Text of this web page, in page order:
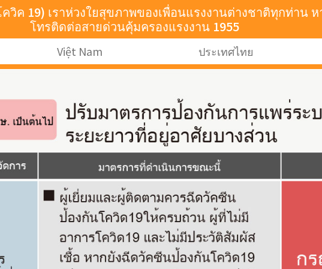
ค 19) เราห่วงใยสุขภาพของเพื่อนแรงงานต่างชาติทุกท่าน
โทรติดต่อสายด่วนคุ้มครองแรงงาน 1955
Việt Nam ประเทศไทย